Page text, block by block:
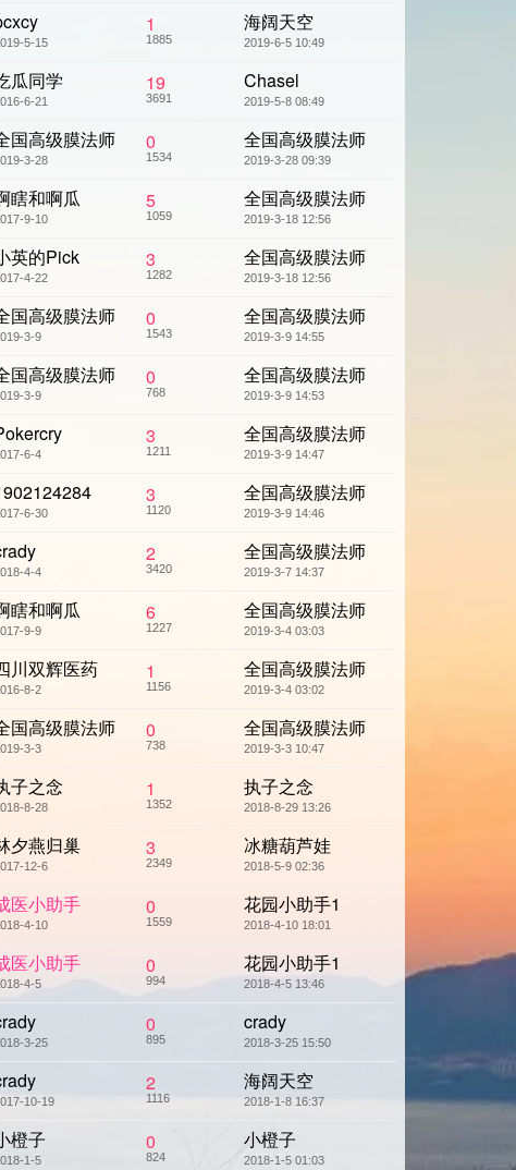
5-15
1
1885
海阔天空
2019-6-5 10:49
瓜同学
6-21
19
3691
Chasel
2019-5-8 08:49
国高级膜法师
3-28
0
1534
全国高级膜法师
2019-3-28 09:39
瞎和啊瓜
9-10
5
1059
全国高级膜法师
2019-3-18 12:56
英的Pick
4-22
3
1282
全国高级膜法师
2019-3-18 12:56
国高级膜法师
3-9
0
1543
全国高级膜法师
2019-3-9 14:55
国高级膜法师
3-9
0
768
全国高级膜法师
2019-3-9 14:53
6-4
3
1211
全国高级膜法师
2019-3-9 14:47
6-30
3
1120
全国高级膜法师
2019-3-9 14:46
4-4
2
3420
全国高级膜法师
2019-3-7 14:37
瞎和啊瓜
9-9
6
1227
全国高级膜法师
2019-3-4 03:03
川双辉医药
8-2
1
1156
全国高级膜法师
2019-3-4 03:02
国高级膜法师
3-3
0
738
全国高级膜法师
2019-3-3 10:47
子之念
8-28
1
1352
执子之念
2018-8-29 13:26
夕燕归巢
12-6
3
2349
冰糖葫芦娃
2018-5-9 02:36
医小助手
4-10
0
1559
花园小助手1
2018-4-10 18:01
医小助手
4-5
0
994
花园小助手1
2018-4-5 13:46
3-25
0
895
crady
2018-3-25 15:50
10-19
2
1116
海阔天空
2018-1-8 16:37
橙子
1-5
0
824
小橙子
2018-1-5 01:03